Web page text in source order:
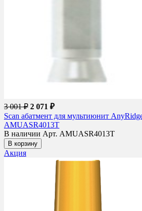
3 001 ₽ 2 071 ₽
Scan абатмент для мультиюнит
AMUASR4013T
В наличии Арт. AMUASR4013T
В корзину
Акция